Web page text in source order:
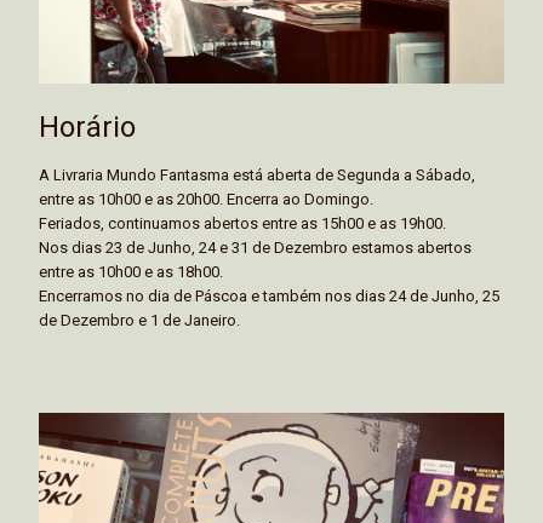
Horário
A Livraria Mundo Fantasma está aberta de Segunda a Sábado,
entre as 10h00 e as 20h00. Encerra ao Domingo.
Feriados, continuamos abertos entre as 15h00 e as 19h00.
Nos dias 23 de Junho, 24 e 31 de Dezembro estamos abertos
entre as 10h00 e as 18h00.
Encerramos no dia de Páscoa e também nos dias 24 de Junho, 25
de Dezembro e 1 de Janeiro.